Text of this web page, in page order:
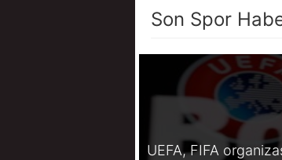
Son Spor
UEFA, FIFA